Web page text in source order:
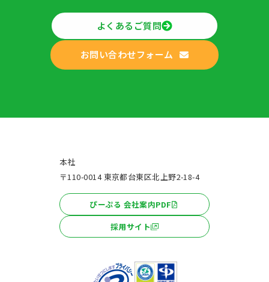
よくあるご質問
お問い合わせフォーム
本社
〒110-0014 東京都台東区北上野2-18-4
ぴーぷる 会社案内PDF
採用サイト